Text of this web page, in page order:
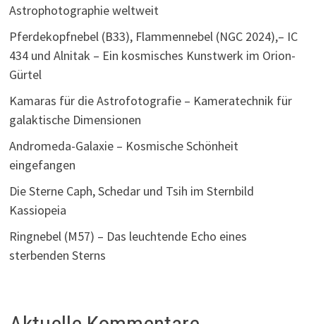
Astrophotographie weltweit
Pferdekopfnebel (B33), Flammennebel (NGC 2024),– IC
434 und Alnitak – Ein kosmisches Kunstwerk im Orion-
Gürtel
Kamaras für die Astrofotografie – Kameratechnik für
galaktische Dimensionen
Andromeda-Galaxie – Kosmische Schönheit
eingefangen
Die Sterne Caph, Schedar und Tsih im Sternbild
Kassiopeia
Ringnebel (M57) – Das leuchtende Echo eines
sterbenden Sterns